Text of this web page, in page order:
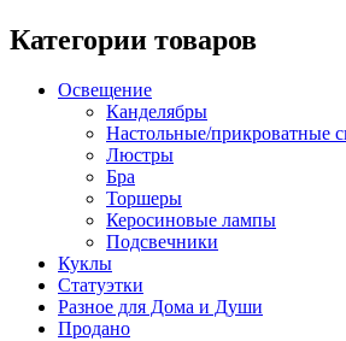
Категории товаров
Освещение
Канделябры
Настольные/прикроватные
Люстры
Бра
Торшеры
Керосиновые лампы
Подсвечники
Куклы
Статуэтки
Разное для Дома и Души
Продано